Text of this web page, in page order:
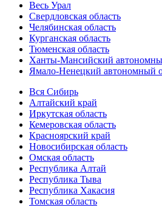
Весь Урал
Свердловская область
Челябинская область
Курганская область
Тюменская область
Ханты-Мансийский
Ямало-Ненецкий автономный
Вся Сибирь
Алтайский край
Иркутская область
Кемеровская область
Красноярский край
Новосибирская область
Омская область
Республика Алтай
Республика Тыва
Республика Хакасия
Томская область